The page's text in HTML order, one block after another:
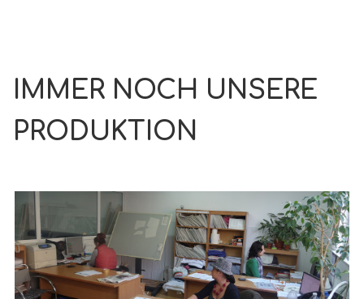
IMMER NOCH UNSERE
PRODUKTION